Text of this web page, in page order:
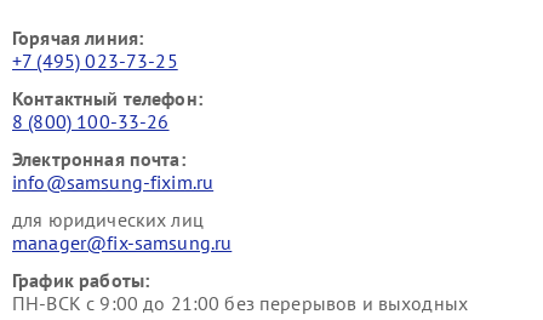
Горячая линия:
+7 (495) 023-73-25
Контактный телефон:
8 (800) 100-33-26
Электронная почта:
info@samsung-fixim.ru
для юридических лиц
manager@fix-samsung.ru
График работы:
ПН-ВСК с 9:00 до 21:00 без перерывов и выходных